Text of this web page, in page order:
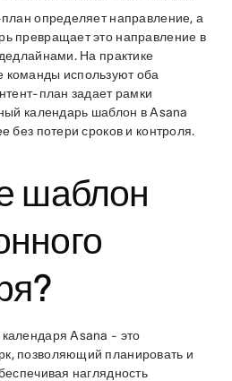
определяет направление, а
превращает это направление в
На практике
используют оба
план задает рамки
календарь шаблон в Asana
без потери сроков и контроля.
шаблон
Asana - это
позволяющий планировать и
наглядность